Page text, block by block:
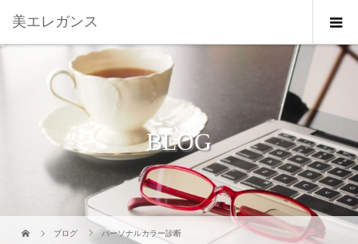
美エレガンス
BLOG
ブログ パーソナルカラー診断